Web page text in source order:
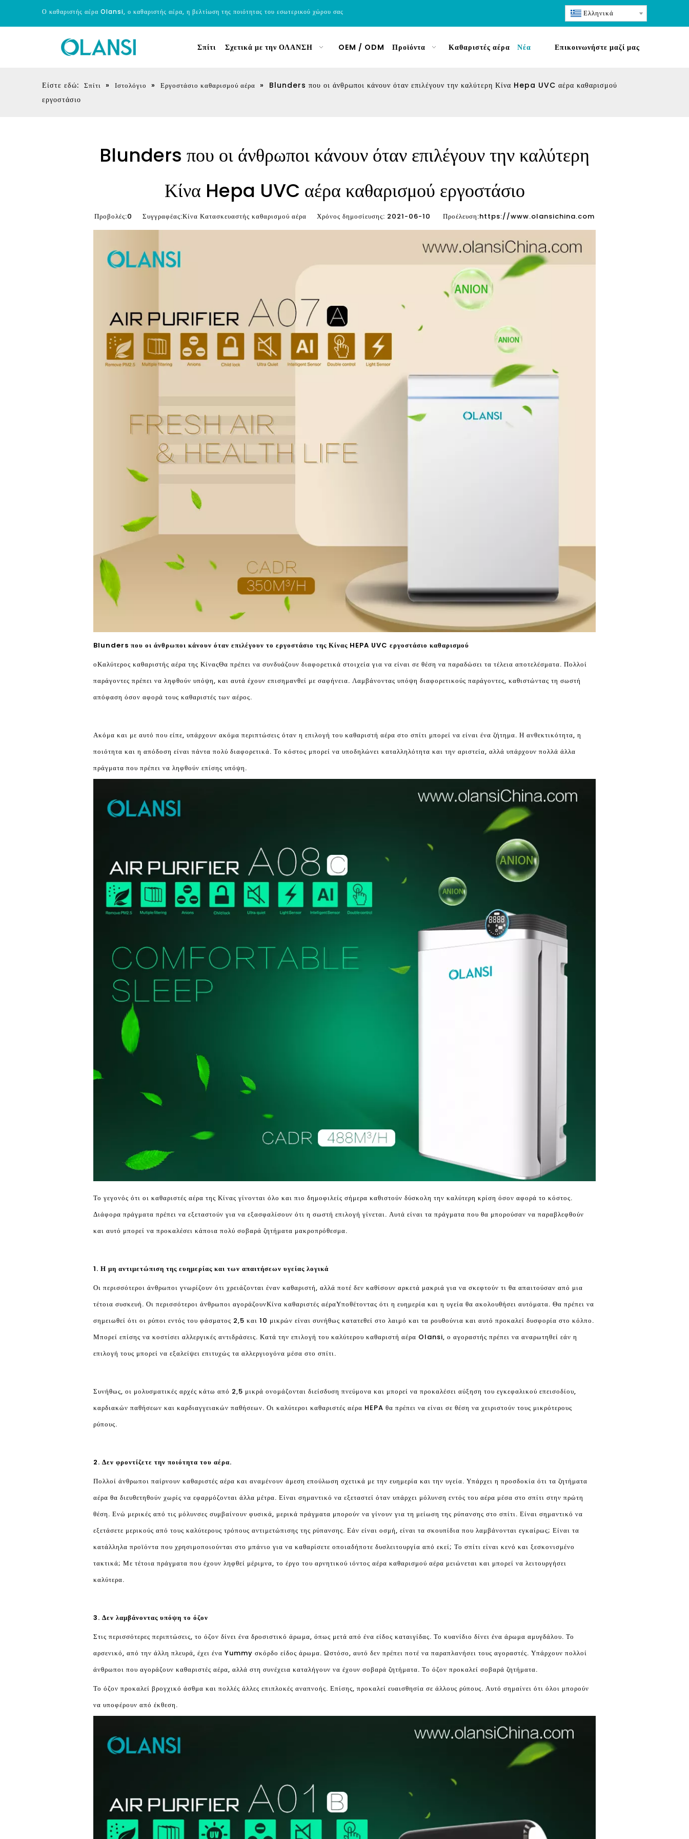
Ο καθαριστής αέρα Olansi, ο καθαριστής αέρα, η βελτίωση της ποιότητας του εσωτερικού χώρου σας Ελληνικά
Σπίτι Σχετικά με την ΟΛΑΝΣΗ OEM / ODM Προϊόντα Καθαριστές αέρα Νέα Επικοινωνήστε μαζί μας
Είστε εδώ: Σπίτι » Ιστολόγιο » Εργοστάσιο καθαρισμού αέρα »
Blunders που οι άνθρωποι κάνουν όταν επιλέγουν την καλύτερη Κίνα Hepa UVC αέρα καθαρισμού
εργοστάσιο
Blunders που οι άνθρωποι κάνουν όταν επιλέγουν την καλύτερη
Κίνα Hepa UVC αέρα καθαρισμού εργοστάσιο
Προβολές:0 Συγγραφέας:Κίνα Κατασκευαστής καθαρισμού αέρα Χρόνος δημοσίευσης: 2021-06-10 Προέλευση:https://www.olansichina.com
Blunders που οι άνθρωποι κάνουν όταν επιλέγουν το εργοστάσιο της Κίνας HEPA UVC εργοστάσιο καθαρισμού
οΚαλύτερος καθαριστής αέρα της ΚίναςΘα πρέπει να συνδυάζουν διαφορετικά στοιχεία για να είναι σε θέση να παραδώσει τα τέλεια αποτελέσματα. Πολλοί
παράγοντες πρέπει να ληφθούν υπόψη, και αυτά έχουν επισημανθεί με σαφήνεια. Λαμβάνοντας υπόψη διαφορετικούς παράγοντες, καθιστώντας τη σωστή
απόφαση όσον αφορά τους καθαριστές των αέρος.
Ακόμα και με αυτό που είπε, υπάρχουν ακόμα περιπτώσεις όταν η επιλογή του καθαριστή αέρα στο σπίτι μπορεί να είναι ένα ζήτημα. Η ανθεκτικότητα, η
ποιότητα και η απόδοση είναι πάντα πολύ διαφορετικά. Το κόστος μπορεί να υποδηλώνει καταλληλότητα και την αριστεία, αλλά υπάρχουν πολλά άλλα
πράγματα που πρέπει να ληφθούν επίσης υπόψη.
Το γεγονός ότι οι καθαριστές αέρα της Κίνας γίνονται όλο και πιο δημοφιλείς σήμερα καθιστούν δύσκολη την καλύτερη κρίση όσον αφορά το κόστος.
Διάφορα πράγματα πρέπει να εξεταστούν για να εξασφαλίσουν ότι η σωστή επιλογή γίνεται. Αυτά είναι τα πράγματα που θα μπορούσαν να παραβλεφθούν
και αυτό μπορεί να προκαλέσει κάποια πολύ σοβαρά ζητήματα μακροπρόθεσμα.
1. Η μη αντιμετώπιση της ευημερίας και των απαιτήσεων υγείας λογικά
Οι περισσότεροι άνθρωποι γνωρίζουν ότι χρειάζονται έναν καθαριστή, αλλά ποτέ δεν καθίσουν αρκετά μακριά για να σκεφτούν τι θα απαιτούσαν από μια
τέτοια συσκευή. Οι περισσότεροι άνθρωποι αγοράζουνΚίνα καθαριστές αέραΥποθέτοντας ότι η ευημερία και η υγεία θα ακολουθήσει αυτόματα. Θα πρέπει να
σημειωθεί ότι οι ρύποι εντός του φάσματος 2,5 και 10 μικρών είναι συνήθως κατατεθεί στο λαιμό και τα ρουθούνια και αυτό προκαλεί δυσφορία στο κόλπο.
Μπορεί επίσης να κοστίσει αλλεργικές αντιδράσεις. Κατά την επιλογή του καλύτερου καθαριστή αέρα Olansi, ο αγοραστής πρέπει να αναρωτηθεί εάν η
επιλογή τους μπορεί να εξαλείψει επιτυχώς τα αλλεργιογόνα μέσα στο σπίτι.
Συνήθως, οι μολυσματικές αρχές κάτω από 2,5 μικρά ονομάζονται διείσδυση πνεύμονα και μπορεί να προκαλέσει αύξηση του εγκεφαλικού επεισοδίου,
καρδιακών παθήσεων και καρδιαγγειακών παθήσεων. Οι καλύτεροι καθαριστές αέρα HEPA θα πρέπει να είναι σε θέση να χειριστούν τους μικρότερους
ρύπους.
2. Δεν φροντίζετε την ποιότητα του αέρα.
Πολλοί άνθρωποι παίρνουν καθαριστές αέρα και αναμένουν άμεση επούλωση σχετικά με την ευημερία και την υγεία. Υπάρχει η προσδοκία ότι τα ζητήματα
αέρα θα διευθετηθούν χωρίς να εφαρμόζονται άλλα μέτρα. Είναι σημαντικό να εξεταστεί όταν υπάρχει μόλυνση εντός του αέρα μέσα στο σπίτι στην πρώτη
θέση. Ενώ μερικές από τις μόλυνσες συμβαίνουν φυσικά, μερικά πράγματα μπορούν να γίνουν για τη μείωση της ρύπανσης στο σπίτι. Είναι σημαντικό να
εξετάσετε μερικούς από τους καλύτερους τρόπους αντιμετώπισης της ρύπανσης. Εάν είναι οσμή, είναι τα σκουπίδια που λαμβάνονται εγκαίρως; Είναι τα
κατάλληλα προϊόντα που χρησιμοποιούνται στο μπάνιο για να καθαρίσετε οποιαδήποτε δυσλειτουργία από εκεί; Το σπίτι είναι κενό και ξεσκονισμένο
τακτικά; Με τέτοια πράγματα που έχουν ληφθεί μέριμνα, το έργο του αρνητικού ιόντος αέρα καθαρισμού αέρα μειώνεται και μπορεί να λειτουργήσει
καλύτερα.
3. Δεν λαμβάνοντας υπόψη το όζον
Στις περισσότερες περιπτώσεις, το όζον δίνει ένα δροσιστικό άρωμα, όπως μετά από ένα είδος καταιγίδας. Το κυανίδιο δίνει ένα άρωμα αμυγδάλου. Το
αρσενικό, από την άλλη πλευρά, έχει ένα Yummy σκόρδο είδος άρωμα. Ωστόσο, αυτό δεν πρέπει ποτέ να παραπλανήσει τους αγοραστές. Υπάρχουν πολλοί
άνθρωποι που αγοράζουν καθαριστές αέρα, αλλά στη συνέχεια καταλήγουν να έχουν σοβαρά ζητήματα. Το όζον προκαλεί σοβαρά ζητήματα.
Το όζον προκαλεί βρογχικό άσθμα και πολλές άλλες επιπλοκές αναπνοής. Επίσης, προκαλεί ευαισθησία σε άλλους ρύπους. Αυτό σημαίνει ότι όλοι μπορούν
να υποφέρουν από έκθεση.